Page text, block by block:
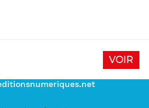
d'aide
VOIR